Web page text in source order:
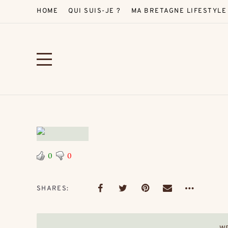
HOME QUI SUIS-JE ? MA BRETAGNE LIFESTYLE
0 0
SHARES